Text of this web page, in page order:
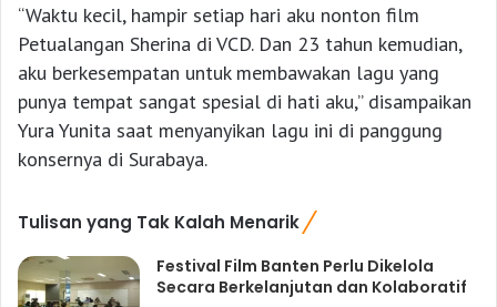
“Waktu kecil, hampir setiap hari aku nonton film
Petualangan Sherina di VCD. Dan 23 tahun kemudian,
aku berkesempatan untuk membawakan lagu yang
punya tempat sangat spesial di hati aku,” disampaikan
Yura Yunita saat menyanyikan lagu ini di panggung
konsernya di Surabaya.
Tulisan yang Tak Kalah Menarik
Festival Film Banten Perlu Dikelola
Secara Berkelanjutan dan Kolaboratif